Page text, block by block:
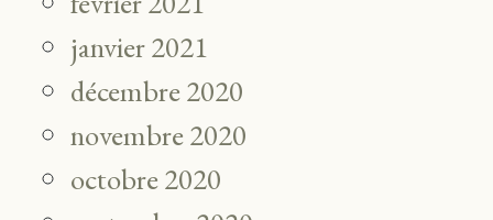
janvier 2021
décembre 2020
novembre 2020
octobre 2020